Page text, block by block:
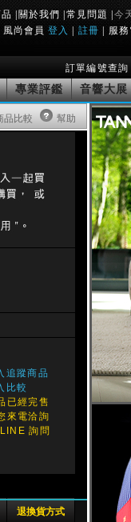
|關於我們 常見問題
今
尚會員 登入 註冊 服
訂單編號查詢
專業評鑑 音響大展
品比較 幫助
追蹤商品
比較
已經完售
來電洽詢
詢問
退換貨方式